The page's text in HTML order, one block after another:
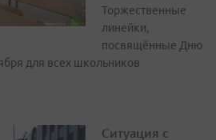
Торжественные
линейки,
посвящённые Дню
для всех школьников
Ситуация с